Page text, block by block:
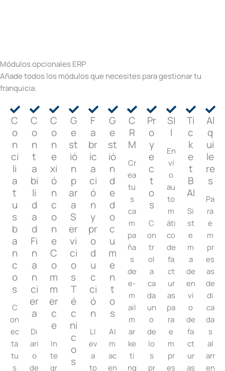
Módulos opcionales ERP
Añade todos los módulos que necesites para gestionar tu
franquicia.
C
o
n
ci
li
a
t
u
s
b
a
n
c
o
s
C
on
ec
ta
tu
s
C
o
n
t
a
bi
li
d
a
d
Fi
n
a
n
ci
er
a
Di
ari
o
de
C
o
n
e
xi
ó
n
c
o
n
e
C
o
m
m
er
c
e
In
te
gr
G
e
st
ió
n
p
ar
a
S
er
vi
ci
o
s
T
é
c
ni
c
o
s​
F
a
br
ic
a
ci
ó
n
y
pr
o
d
u
c
ci
ó
n
Ll
ev
a
to
G
e
st
ió
n
d
e
d
o
c
u
m
e
n
t
o
s
Al
m
ac
en
C
R
M
Cr
ea
tu
s
ca
m
pa
ña
s
de
e-
m
ail
m
ar
ke
ti
ng
Pr
o
y
e
c
t
o
s
C
on
tr
ol
a
ca
da
un
o
de
lo
s
pr
SI
I
En
ví
o
au
to
m
áti
co
de
fa
ct
ur
as
pa
ra
e
m
pr
es
Ti
c
k
e
t
B
AI
Si
st
e
m
a
de
en
ví
o
de
fa
ct
ur
as
Al
q
ui
le
re
s
Pa
ra
e
m
pr
es
as
de
di
ca
da
s
al
arr
en